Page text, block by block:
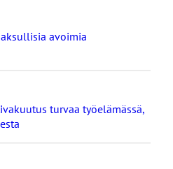
avoimia
turvaa työelämässä,